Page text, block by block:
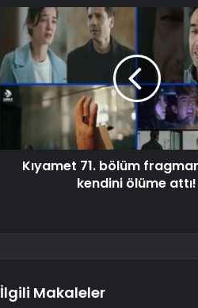
Kıyamet 71. bölüm
kendini ölüme attı!
İlgili Makaleler